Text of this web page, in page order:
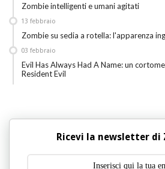
Zombie intelligenti e umani agitati
Zombie su sedia a rotella: l'apparenza
13 febbraio
Evil Has Always Had A Name: un
Resident Evil
03 febbraio
Ricevi la newsletter di